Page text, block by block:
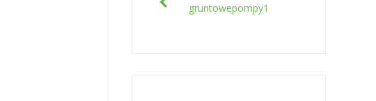
gruntowepompy1